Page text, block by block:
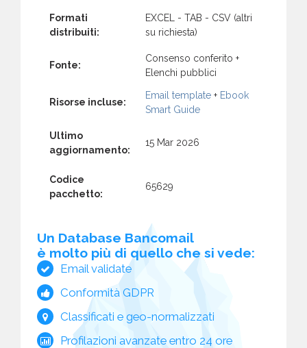
Formati
distribuiti:
EXCEL - TAB - CSV (altri
su richiesta)
Fonte:
Consenso conferito +
Elenchi pubblici
Risorse incluse:
Email template + Ebook
Smart Guide
Ultimo
aggiornamento:
15 Mar 2026
Codice
pacchetto:
65629
Un Database Bancomail
è molto più di quello che si vede:
Email validate
Conformità GDPR
Classificati e geo-normalizzati
Profilazioni avanzate entro 24 ore